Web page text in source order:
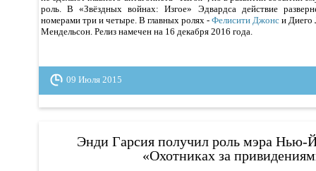
роль. В «Звёздных войнах: Изгое» Эдвардса действие
номерами три и четыре. В главных ролях - Фелисити Джонс и Диего
Мендельсон. Релиз намечен на 16 декабря 2016 года.
09 Июля 2015
Энди Гарсия получил роль мэра Нью-
«Охотниках за